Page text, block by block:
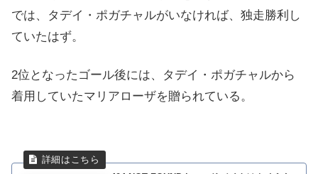
では、タデイ・ポガチャルがいなければ、独走勝利し
ていたはず。
2位となったゴール後には、タデイ・ポガチャルから
着用していたマリアローザを贈られている。